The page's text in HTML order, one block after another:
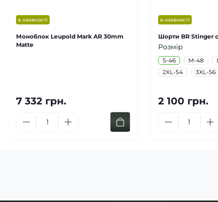
в наявності
Моноблок Leupold Mark AR 30mm
Matte
7 332 грн.
в наявності
Шорти BR Stinger
Розмір
S-46 M-48
2XL-54
3XL-56
2 100 грн.